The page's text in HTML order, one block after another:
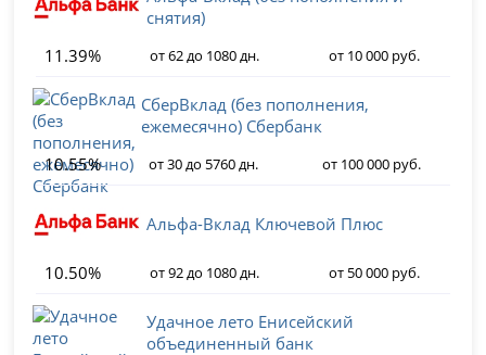
снятия)
11.39%
от 62 до 1080 дн. от 10 000 руб.
СберВклад (без пополнения,
ежемесячно) Сбербанк
10.55%
от 30 до 5760 дн. от 100 000 руб.
Альфа-Вклад Ключевой Плюс
10.50% от 92 до 1080 дн. от 50 000 руб.
Удачное лето Енисейский
объединенный банк